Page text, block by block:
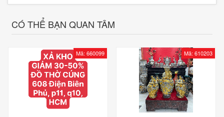
CÓ THỂ BẠN QUAN TÂM
Mã: 660099 Mã: 610203